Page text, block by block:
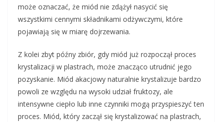
może oznaczać, że miód nie zdążył nasycić się
wszystkimi cennymi składnikami odżywczymi, które
pojawiają się w miarę dojrzewania.
Z kolei zbyt późny zbiór, gdy miód już rozpoczął proces
krystalizacji w plastrach, może znacząco utrudnić jego
pozyskanie. Miód akacjowy naturalnie krystalizuje bardzo
powoli ze względu na wysoki udział fruktozy, ale
intensywne ciepło lub inne czynniki mogą przyspieszyć ten
proces. Miód, który zaczął się krystalizować na plastrach,